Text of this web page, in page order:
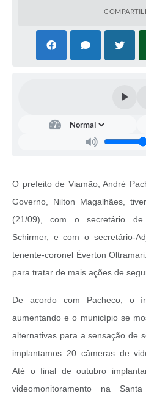
O prefeito de Viamão, André
Governo, Nilton Magalhães,
(21/09), com o secretário de
Schirmer, e com o secretário-
tenente-coronel Éverton
para tratar de mais ações de
De acordo com Pacheco, o
aumentando e o município se
alternativas para a sensação de
implantamos 20 câmeras de
Até o final de outubro
videomonitoramento na